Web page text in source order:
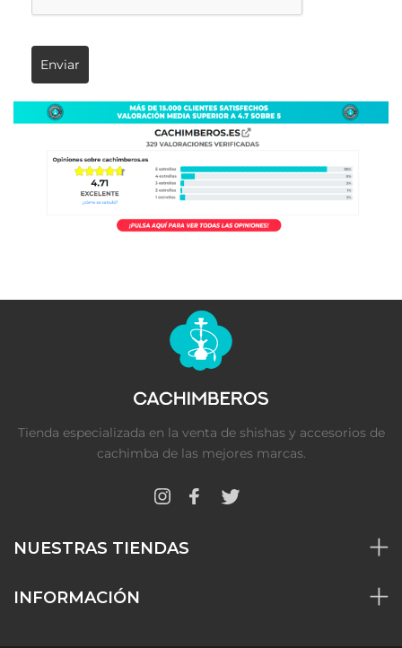
Enviar
Tienda especializada en la venta de shishas y accesorios de
cachimba de las mejores marcas.
NUESTRAS TIENDAS
INFORMACIÓN